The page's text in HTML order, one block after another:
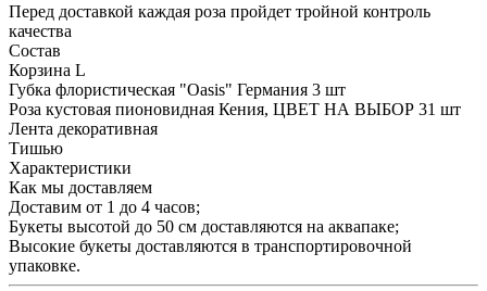
Перед доставкой каждая роза пройдет тройной контроль
качества
Состав
Корзина L
Губка флористическая "Oasis" Германия 3 шт
Роза кустовая пионовидная Кения, ЦВЕТ НА ВЫБОР 31 шт
Лента декоративная
Тишью
Характеристики
Как мы доставляем
Доставим от 1 до 4 часов;
Букеты высотой до 50 см доставляются на аквапаке;
Высокие букеты доставляются в транспортировочной
упаковке.